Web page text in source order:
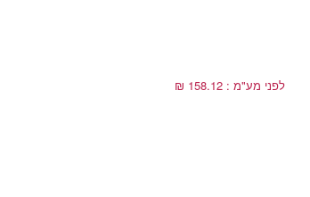
לפני מע"מ : 158.12 ₪